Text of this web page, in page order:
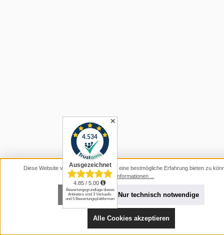
✕
Diese Website verwendet Cookies, um eine bestmögliche Erfahrung bieten zu
Mehr Informationen ...
Nur technisch notwendige
Konfigurieren
Alle Cookies akzeptieren